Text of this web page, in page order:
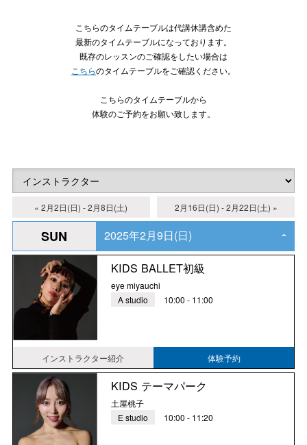
こちらのタイムテーブルは代講休講含めた
最新のタイムテーブルになっております。
既存のレッスンのご確認をしたい場合は
こちらのタイムテーブルをご確認ください。
こちらのタイムテーブルから
体験のご予約をお願い致します。
« 2月2日(日) - 2月8日(土) 2月16日(日) - 2月22日(土) »
SUN 2025年2月9日(日) ‹
KIDS BALLET初級
eye miyauchi
A studio
10:00 - 11:00
インストラクター紹介 体験予約
KIDS テーマパーク
土屋桃子
E studio
10:00 - 11:20